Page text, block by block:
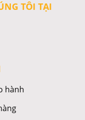
TÔI TẠI
hành